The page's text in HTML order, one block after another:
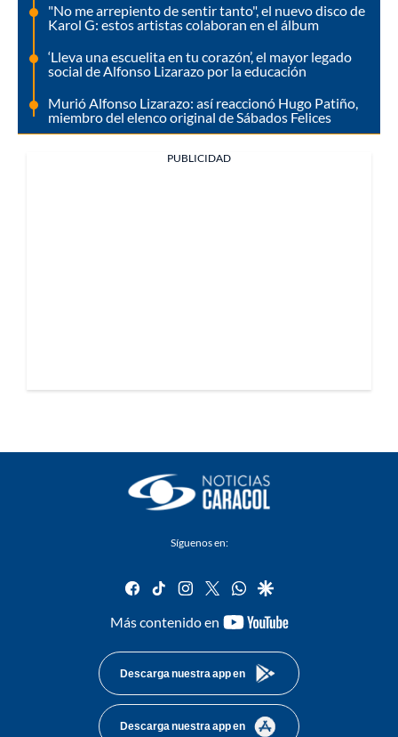
"No me arrepiento de sentir tanto", el nuevo disco de
Karol G: estos artistas colaboran en el álbum
‘Lleva una escuelita en tu corazón’, el mayor legado
social de Alfonso Lizarazo por la educación
Murió Alfonso Lizarazo: así reaccionó Hugo Patiño,
miembro del elenco original de Sábados Felices
PUBLICIDAD
Síguenos en:
facebook
tiktok instagram
twitterwhatsapp
google
Más contenido en
youtube-
Descarga nuestra app en
Descarga nuestra app en